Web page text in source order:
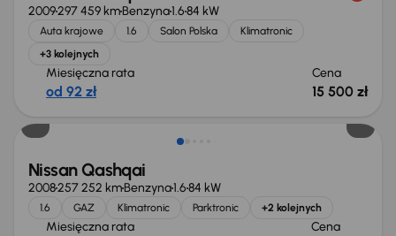
2009297 459 kmBenzyna1.684 kW
Auta krajowe 1.6 Salon Polska
Klimatronic
+3 kolejnych
Miesięczna rata
od 92 zł
Cena
15 500 zł
Nissan Qashqai
2008257 252 kmBenzyna1.684 kW
1.6 GAZ Klimatronic Parktronic +2 kolejnych
Miesięczna rata Cena